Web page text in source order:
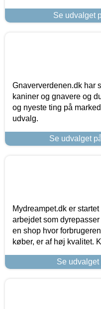
Se udvalget
Gnaververdenen.dk har
kaniner og gnavere og
og nyeste ting på
udvalg.
Se udvalget
Mydreampet.dk er
arbejdet som
en shop hvor
køber, er af høj kvalitet.
Se